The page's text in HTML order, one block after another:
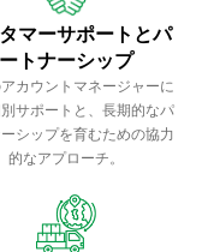
マーサポートとパ
ートナーシップ
カウントマネージャーに
サポートと、長期的なパ
シップを育むための協力
的なアプローチ。